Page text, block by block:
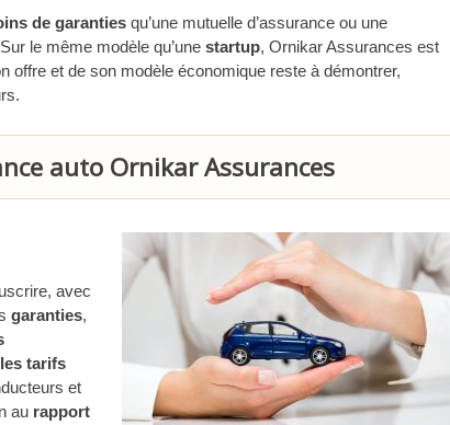
de garanties qu’une mutuelle d’assurance ou une
le même modèle qu’une startup, Ornikar Assurances est
offre et de son modèle économique reste à démontrer,
auto Ornikar Assurances
avec
garanties,
tarifs
et
au rapport